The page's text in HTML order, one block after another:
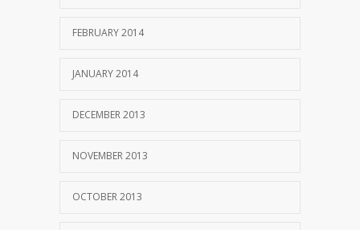
FEBRUARY 2014
JANUARY 2014
DECEMBER 2013
NOVEMBER 2013
OCTOBER 2013